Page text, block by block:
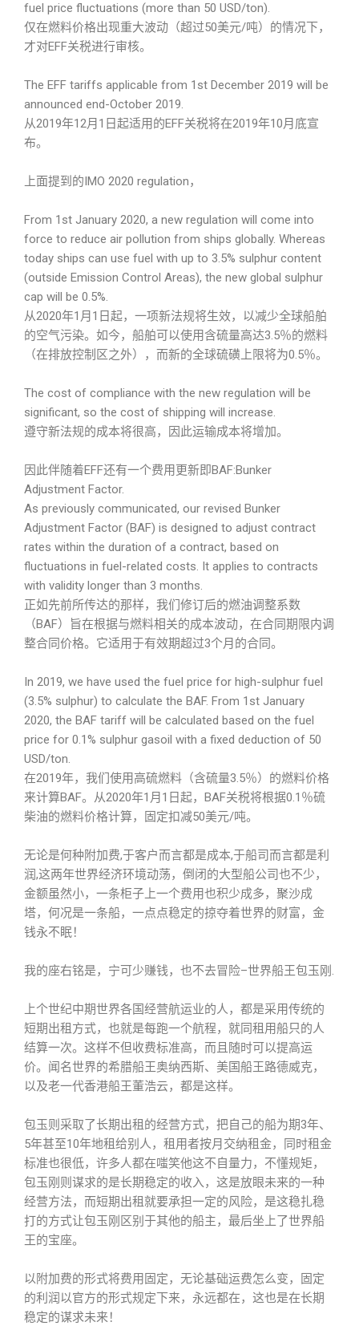
fuel price fluctuations (more than 50 USD/ton).
仅在燃料价格出现重大波动（超过50美元/吨）的情况下，
才对EFF关税进行审核。
The EFF tariffs applicable from 1st December 2019 will be
announced end-October 2019.
从2019年12月1日起适用的EFF关税将在2019年10月底宣
布。
上面提到的IMO 2020 regulation，
From 1st January 2020, a new regulation will come into
force to reduce air pollution from ships globally. Whereas
today ships can use fuel with up to 3.5% sulphur content
(outside Emission Control Areas), the new global sulphur
cap will be 0.5%.
从2020年1月1日起，一项新法规将生效，以减少全球船舶
的空气污染。如今，船舶可以使用含硫量高达3.5％的燃料
（在排放控制区之外），而新的全球硫磺上限将为0.5％。
The cost of compliance with the new regulation will be
significant, so the cost of shipping will increase.
遵守新法规的成本将很高，因此运输成本将增加。
因此伴随着EFF还有一个费用更新即BAF:Bunker
Adjustment Factor.
As previously communicated, our revised Bunker
Adjustment Factor (BAF) is designed to adjust contract
rates within the duration of a contract, based on
fluctuations in fuel-related costs. It applies to contracts
with validity longer than 3 months.
正如先前所传达的那样，我们修订后的燃油调整系数
（BAF）旨在根据与燃料相关的成本波动，在合同期限内调
整合同价格。它适用于有效期超过3个月的合同。
In 2019, we have used the fuel price for high-sulphur fuel
(3.5% sulphur) to calculate the BAF. From 1st January
2020, the BAF tariff will be calculated based on the fuel
price for 0.1% sulphur gasoil with a fixed deduction of 50
USD/ton.
在2019年，我们使用高硫燃料（含硫量3.5％）的燃料价格
来计算BAF。从2020年1月1日起，BAF关税将根据0.1％硫
柴油的燃料价格计算，固定扣减50美元/吨。
无论是何种附加费,于客户而言都是成本,于船司而言都是利
润,这两年世界经济环境动荡，倒闭的大型船公司也不少，
金额虽然小，一条柜子上一个费用也积少成多，聚沙成
塔，何况是一条船，一点点稳定的掠夺着世界的财富，金
钱永不眠！
我的座右铭是，宁可少赚钱，也不去冒险–世界船王包玉刚.
上个世纪中期世界各国经营航运业的人，都是采用传统的
短期出租方式，也就是每跑一个航程，就同租用船只的人
结算一次。这样不但收费标准高，而且随时可以提高运
价。闻名世界的希腊船王奥纳西斯、美国船王路德威克，
以及老一代香港船王董浩云，都是这样。
包玉则采取了长期出租的经营方式，把自己的船为期3年、
5年甚至10年地租给别人，租用者按月交纳租金，同时租金
标准也很低，许多人都在嗤笑他这不自量力，不懂规矩，
包玉刚则谋求的是长期稳定的收入，这是放眼未来的一种
经营方法，而短期出租就要承担一定的风险，是这稳扎稳
打的方式让包玉刚区别于其他的船主，最后坐上了世界船
王的宝座。
以附加费的形式将费用固定，无论基础运费怎么变，固定
的利润以官方的形式规定下来，永远都在，这也是在长期
稳定的谋求未来！